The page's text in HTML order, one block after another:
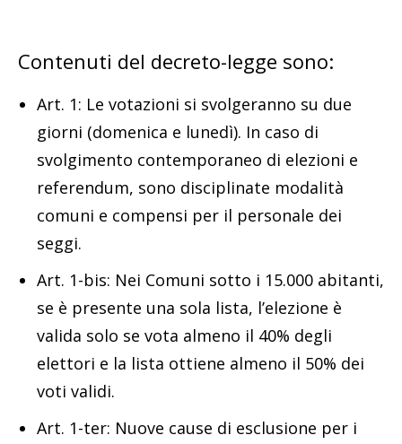
Contenuti del decreto-legge sono:
Art. 1: Le votazioni si svolgeranno su due
giorni (domenica e lunedì). In caso di
svolgimento contemporaneo di elezioni e
referendum, sono disciplinate modalità
comuni e compensi per il personale dei
seggi.
Art. 1-bis: Nei Comuni sotto i 15.000 abitanti,
se è presente una sola lista, l’elezione è
valida solo se vota almeno il 40% degli
elettori e la lista ottiene almeno il 50% dei
voti validi.
Art. 1-ter: Nuove cause di esclusione per i